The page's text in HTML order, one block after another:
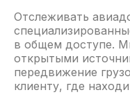
Отслеживать
в общем доступе.
открытыми
передвижение
клиенту, где
КОМПАНИЯ
О нас